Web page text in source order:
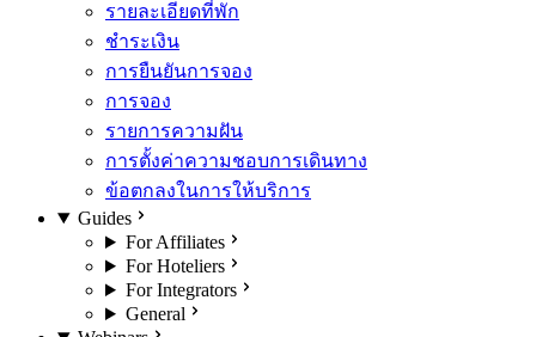
รายละเอียดที่พัก
ชำระเงิน
การยืนยันการจอง
การจอง
รายการความฝัน
การตั้งค่าความชอบการเดินทาง
ข้อตกลงในการให้บริการ
Guides
For Affiliates
For Hoteliers
For Integrators
General